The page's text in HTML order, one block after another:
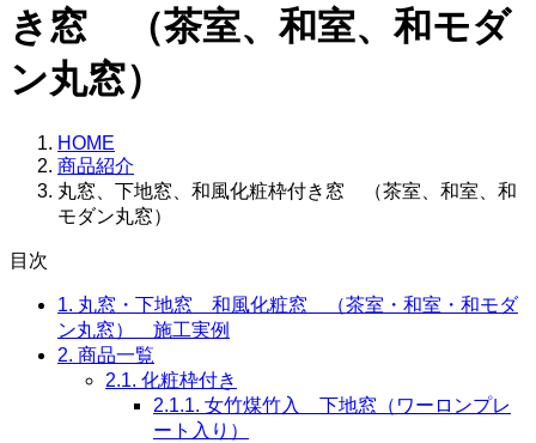
き窓 （茶室、和室、和モダ
ン丸窓）
HOME
商品紹介
丸窓、下地窓、和風化粧枠付き窓 （茶室、和室、和
モダン丸窓）
目次
1. 丸窓・下地窓 和風化粧窓 （茶室・和室・和モダ
ン丸窓） 施工実例
2. 商品一覧
2.1. 化粧枠付き
2.1.1. 女竹煤竹入 下地窓（ワーロンプレ
ート入り）